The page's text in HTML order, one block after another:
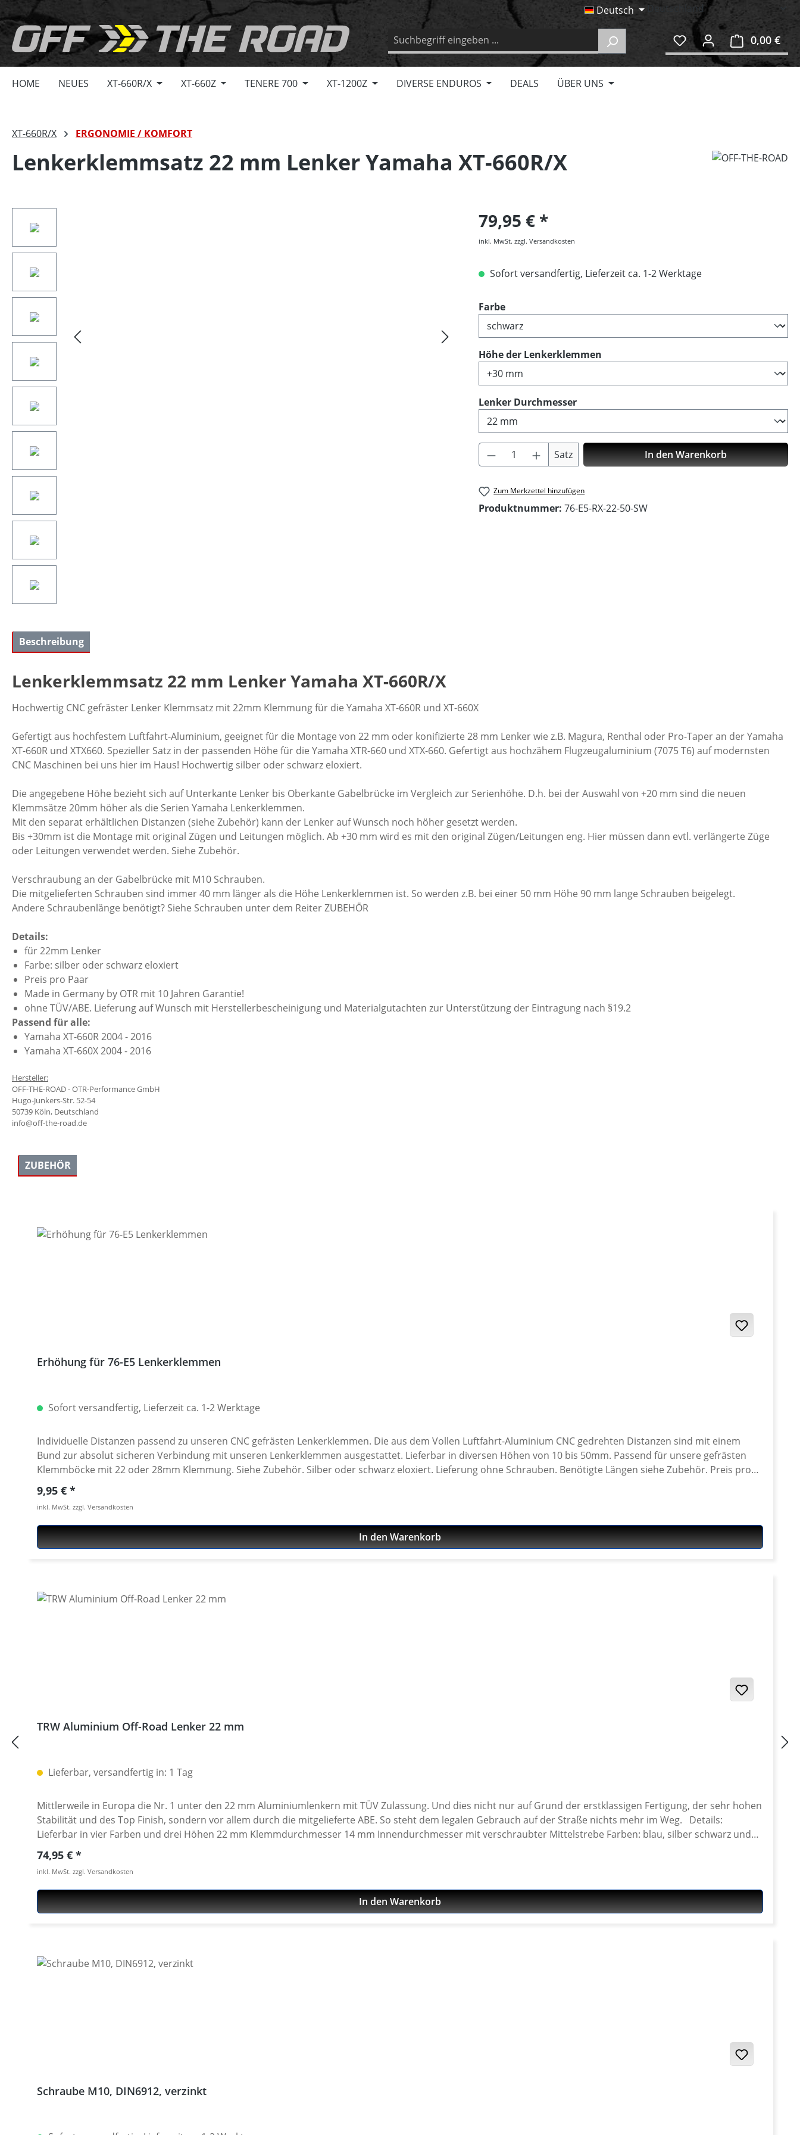
Zur Hauptnavigation springen Deutsch
0,00 €
HOME NEUES XT-660R/X XT-660Z TENERE 700 XT-1200Z DIVERSE ENDUROS DEALS ÜBER UNS
XT-660R/X ERGONOMIE / KOMFORT
Lenkerklemmsatz 22 mm Lenker Yamaha XT-660R/X
79,95 €
inkl. MwSt. zzgl. Versandkosten
Sofort versandfertig, Lieferzeit ca. 1-2 Werktage
Farbeauswählen
Höhe der Lenkerklemmen
Lenker Durchmesserauswählen
Produkt Anzahl: Gib den gewünschten Wert
Satz In den Warenkorb
Zum Merkzettel hinzufügen
Produktnummer: 76-E5-RX-22-50-SW
Beschreibung
Lenkerklemmsatz 22 mm Lenker Yamaha XT-660R/X
Hochwertig CNC gefräster Lenker Klemmsatz mit 22mm Klemmung für die Yamaha XT-660R und XT-660X
Gefertigt aus hochfestem Luftfahrt-Aluminium, geeignet für die Montage von 22 mm oder konifizierte 28 mm Lenker wie z.B. Magura, Renthal oder Pro-Taper an der Yamaha
XT-660R und XTX660. Spezieller Satz in der passenden Höhe für die Yamaha XTR-660 und XTX-660. Gefertigt aus hochzähem Flugzeugaluminium (7075 T6) auf modernsten
CNC Maschinen bei uns hier im Haus! Hochwertig silber oder schwarz eloxiert.
Die angegebene Höhe bezieht sich auf Unterkante Lenker bis Oberkante Gabelbrücke im Vergleich zur Serienhöhe. D.h. bei der Auswahl von +20 mm sind die neuen
Klemmsätze 20mm höher als die Serien Yamaha Lenkerklemmen.
Mit den separat erhältlichen Distanzen (siehe Zubehör) kann der Lenker auf Wunsch noch höher gesetzt werden.
Bis +30mm ist die Montage mit original Zügen und Leitungen möglich. Ab +30 mm wird es mit den original Zügen/Leitungen eng. Hier müssen dann evtl. verlängerte Züge
oder Leitungen verwendet werden. Siehe Zubehör.
Verschraubung an der Gabelbrücke mit M10 Schrauben.
Die mitgelieferten Schrauben sind immer 40 mm länger als die Höhe Lenkerklemmen ist. So werden z.B. bei einer 50 mm Höhe 90 mm lange Schrauben beigelegt.
Andere Schraubenlänge benötigt? Siehe Schrauben unter dem Reiter ZUBEHÖR
Details:
für 22mm Lenker
Farbe: silber oder schwarz eloxiert
Preis pro Paar
Made in Germany by OTR mit 10 Jahren Garantie!
ohne TÜV/ABE. Lieferung auf Wunsch mit Herstellerbescheinigung und Materialgutachten zur Unterstützung der Eintragung nach §19.2
Passend für alle:
Yamaha XT-660R 2004 - 2016
Yamaha XT-660X 2004 - 2016
Hersteller:
OFF-THE-ROAD - OTR-Performance GmbH
Hugo-Junkers-Str. 52-54
50739 Köln, Deutschland
info@off-the-road.de
ZUBEHÖR
Erhöhung für 76-E5 Lenkerklemmen
Sofort versandfertig, Lieferzeit ca. 1-2 Werktage
Individuelle Distanzen passend zu unseren CNC gefrästen Lenkerklemmen. Die aus dem Vollen Luftfahrt-Aluminium CNC gedrehten Distanzen sind mit einem
Bund zur absolut sicheren Verbindung mit unseren Lenkerklemmen ausgestattet. Lieferbar in diversen Höhen von 10 bis 50mm. Passend für unsere gefrästen
Klemmböcke mit 22 oder 28mm Klemmung. Siehe Zubehör. Silber oder schwarz eloxiert. Lieferung ohne Schrauben. Benötigte Längen siehe Zubehör. Preis pro
Regulärer Preis:
9,95 €
inkl. MwSt. zzgl. Versandkosten
In den Warenkorb
TRW Aluminium Off-Road Lenker 22 mm
Lieferbar, versandfertig in: 1 Tag
Mittlerweile in Europa die Nr. 1 unter den 22 mm Aluminiumlenkern mit TÜV Zulassung. Und dies nicht nur auf Grund der erstklassigen Fertigung, der sehr hohen
Stabilität und des Top Finish, sondern vor allem durch die mitgelieferte ABE. So steht dem legalen Gebrauch auf der Straße nichts mehr im Weg. Details:
Lieferbar in vier Farben und drei Höhen 22 mm Klemmdurchmesser 14 mm Innendurchmesser mit verschraubter Mittelstrebe Farben: blau, silber schwarz und
titan eloxiert Sehr hohe Festigkeit durch 5mm Wandstärke mit ABE Ausführungen: flach, mittelhoch und hoch
Regulärer Preis:
74,95 €
inkl. MwSt. zzgl. Versandkosten
In den Warenkorb
Schraube M10, DIN6912, verzinkt